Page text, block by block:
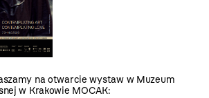
na otwarcie wystaw w Muzeum
w Krakowie MOCAK: